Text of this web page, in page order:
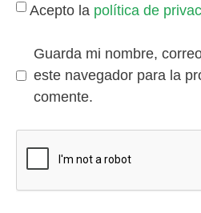
Acepto la política de
Guarda mi nombre,
este navegador para la
comente.